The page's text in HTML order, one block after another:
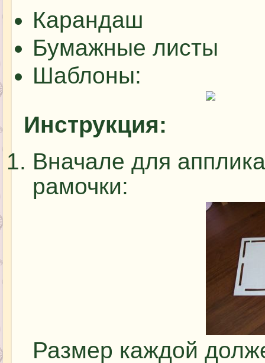
Карандаш
Бумажные листы
Шаблоны:
Инструкция:
Вначале для
рамочки:
Размер каждой